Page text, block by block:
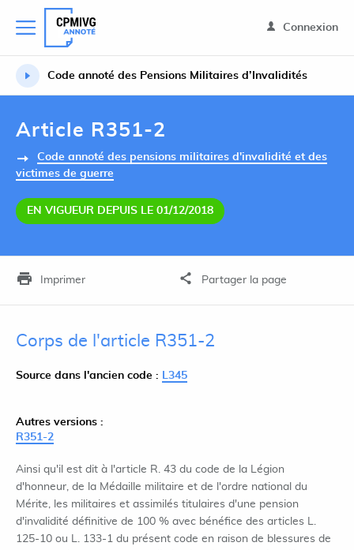
Connexion
Code annoté des Pensions Militaires d’Invalidités
Article R351-2
Code annoté des pensions militaires d'invalidité et des
victimes de guerre
EN VIGUEUR DEPUIS LE 01/12/2018
Imprimer Partager la page
Corps de l'article R351-2
Source dans l'ancien code : L345
Autres versions :
R351-2
Ainsi qu'il est dit à l'article R. 43 du code de la Légion
d'honneur, de la Médaille militaire et de l'ordre national du
Mérite, les militaires et assimilés titulaires d'une pension
d'invalidité définitive de 100 % avec bénéfice des articles L.
125-10 ou L. 133-1 du présent code en raison de blessures de